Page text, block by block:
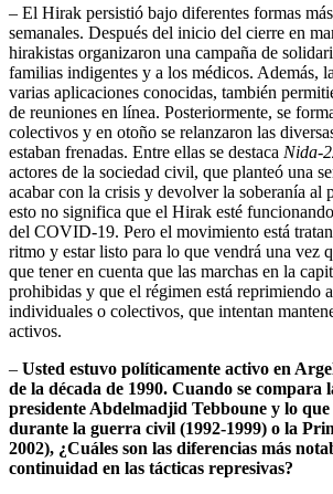
– El Hirak persistió bajo diferentes formas
semanales. Después del inicio del cierre en
hirakistas organizaron una campaña de
familias indigentes y a los médicos. Además,
varias aplicaciones conocidas, también
de reuniones en línea. Posteriormente, se
colectivos y en otoño se relanzaron las
estaban frenadas. Entre ellas se destaca Nida-
actores de la sociedad civil, que planteó una
acabar con la crisis y devolver la soberanía al
esto no significa que el Hirak esté
del COVID-19. Pero el movimiento está
ritmo y estar listo para lo que vendrá una vez
que tener en cuenta que las marchas en la
prohibidas y que el régimen está reprimiendo
individuales o colectivos, que intentan
activos.
– Usted estuvo políticamente activo en
de la década de 1990. Cuando se compara
presidente Abdelmadjid Tebboune y lo que
durante la guerra civil (1992-1999) o la
2002), ¿Cuáles son las diferencias más
continuidad en las tácticas represivas?